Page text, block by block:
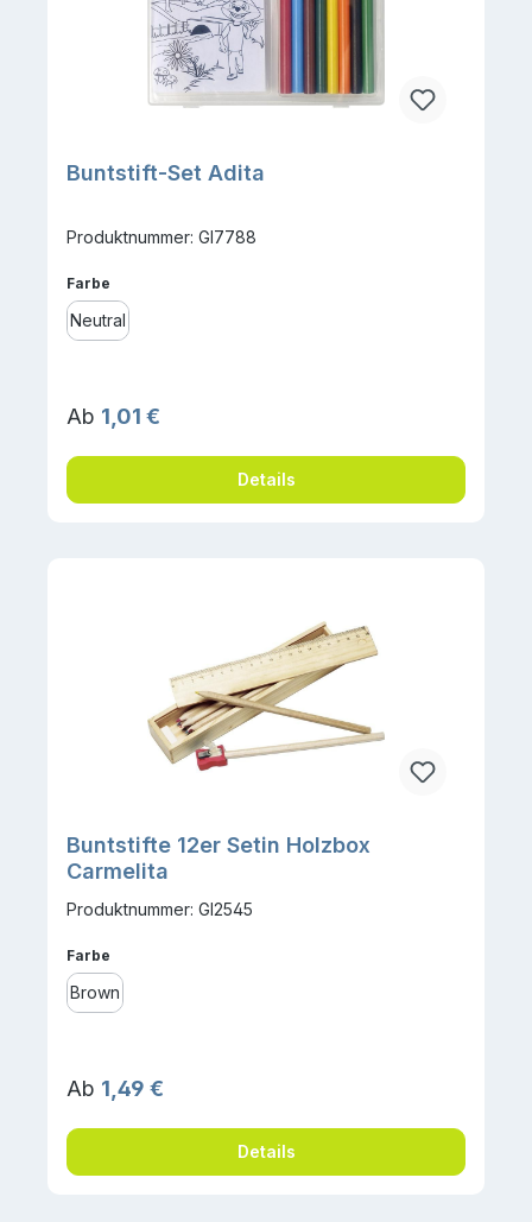
Buntstift-Set Adita
Produktnummer: GI7788
Farbe
Neutral
Regulärer Preis:
Ab 1,01 €
Details
Buntstifte 12er Setin Holzbox
Carmelita
Produktnummer: GI2545
Farbe
Brown
Regulärer Preis:
Ab 1,49 €
Details